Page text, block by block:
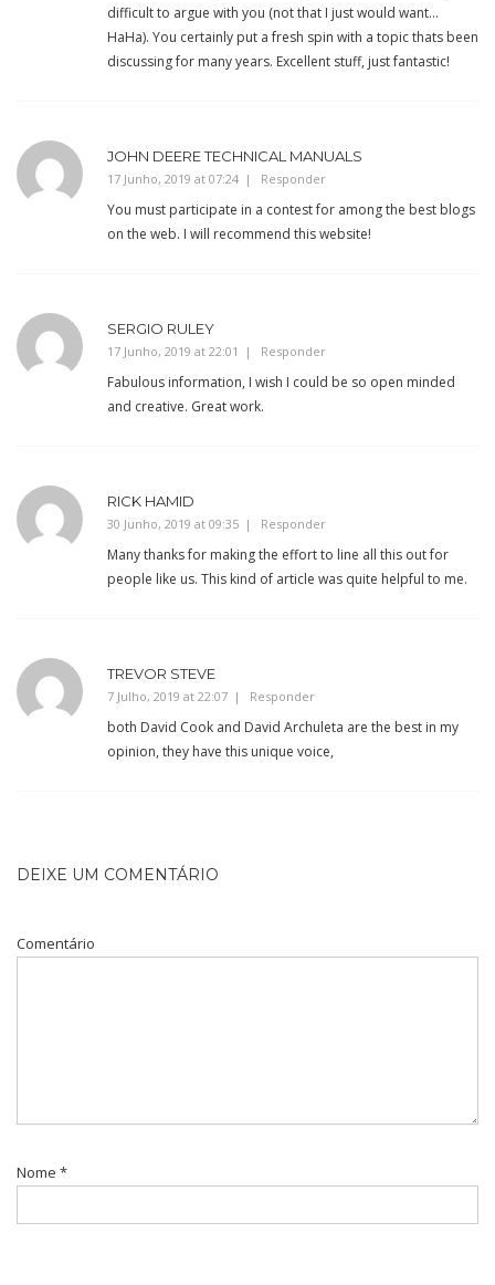
difficult to argue with you (not that I just would want…
HaHa). You certainly put a fresh spin with a topic thats been
discussing for many years. Excellent stuff, just fantastic!
JOHN DEERE TECHNICAL MANUALS
17 Junho, 2019 at 07:24 Responder
You must participate in a contest for among the best blogs
on the web. I will recommend this website!
SERGIO RULEY
17 Junho, 2019 at 22:01 Responder
Fabulous information, I wish I could be so open minded
and creative. Great work.
RICK HAMID
30 Junho, 2019 at 09:35 Responder
Many thanks for making the effort to line all this out for
people like us. This kind of article was quite helpful to me.
TREVOR STEVE
7 Julho, 2019 at 22:07 Responder
both David Cook and David Archuleta are the best in my
opinion, they have this unique voice,
DEIXE UM COMENTÁRIO
Comentário
Nome *